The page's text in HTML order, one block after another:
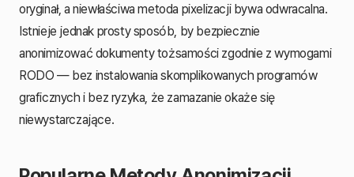
oryginał, a niewłaściwa metoda pixelizacji bywa odwracalna.
Istnieje jednak prosty sposób, by bezpiecznie
anonimizować dokumenty tożsamości zgodnie z wymogami
RODO — bez instalowania skomplikowanych programów
graficznych i bez ryzyka, że zamazanie okaże się
niewystarczające.